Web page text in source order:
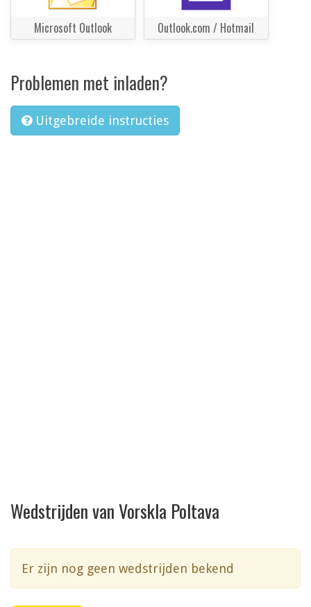
Microsoft Outlook Outlook.com / Hotmail
Problemen met inladen?
Uitgebreide instructies
Wedstrijden van Vorskla Poltava
Er zijn nog geen wedstrijden bekend